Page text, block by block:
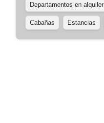
Departamentos en alquiler
Cabañas Estancias